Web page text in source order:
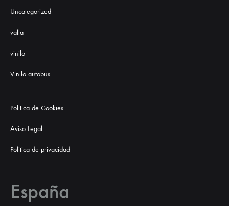
Uncategorized
valla
vinilo
Vinilo autobus
Politica de Cookies
Aviso Legal
Politica de privacidad
España